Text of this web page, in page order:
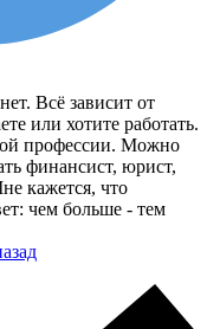
Всё зависит от
или хотите работать.
профессии. Можно
финансист, юрист,
кажется, что
чем больше - тем